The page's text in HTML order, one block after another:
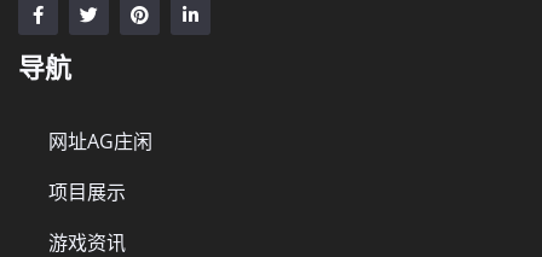
导航
网址AG庄闲
项目展示
游戏资讯